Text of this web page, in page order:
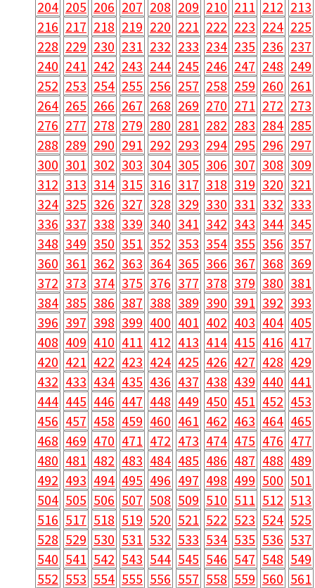
204 205 206 207 208 209 210 211 212 213
216 217 218 219 220 221 222 223 224 225
228 229 230 231 232 233 234 235 236 237
240 241 242 243 244 245 246 247 248 249
252 253 254 255 256 257 258 259 260 261
264 265 266 267 268 269 270 271 272 273
276 277 278 279 280 281 282 283 284 285
288 289 290 291 292 293 294 295 296 297
300 301 302 303 304 305 306 307 308 309
312 313 314 315 316 317 318 319 320 321
324 325 326 327 328 329 330 331 332 333
336 337 338 339 340 341 342 343 344 345
348 349 350 351 352 353 354 355 356 357
360 361 362 363 364 365 366 367 368 369
372 373 374 375 376 377 378 379 380 381
384 385 386 387 388 389 390 391 392 393
396 397 398 399 400 401 402 403 404 405
408 409 410 411 412 413 414 415 416 417
420 421 422 423 424 425 426 427 428 429
432 433 434 435 436 437 438 439 440 441
444 445 446 447 448 449 450 451 452 453
456 457 458 459 460 461 462 463 464 465
468 469 470 471 472 473 474 475 476 477
480 481 482 483 484 485 486 487 488 489
492 493 494 495 496 497 498 499 500 501
504 505 506 507 508 509 510 511 512 513
516 517 518 519 520 521 522 523 524 525
528 529 530 531 532 533 534 535 536 537
540 541 542 543 544 545 546 547 548 549
552 553 554 555 556 557 558 559 560 561